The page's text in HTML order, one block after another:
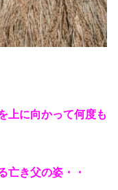
上に向かって何度も
亡き父の姿・・